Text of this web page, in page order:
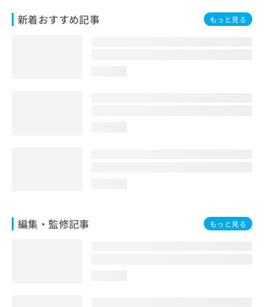
新着おすすめ記事 もっと見る
編集・監修記事 もっと見る
問